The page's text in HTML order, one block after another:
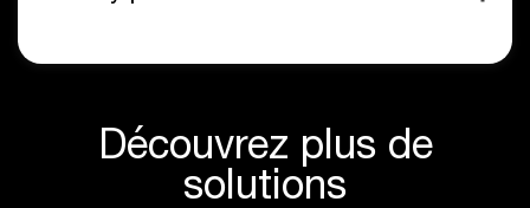
Découvrez plus de
solutions